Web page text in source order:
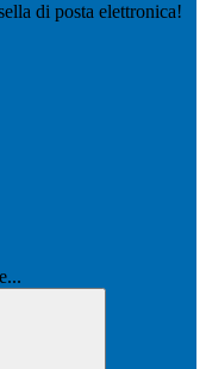
di posta elettronica!